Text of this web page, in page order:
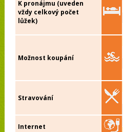
K pronájmu (uveden
vždy celkový počet
lůžek)
Možnost koupání
Stravování
Internet